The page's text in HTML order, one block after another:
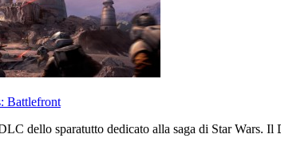
Battlefront
dello sparatutto dedicato alla saga di Star Wars.